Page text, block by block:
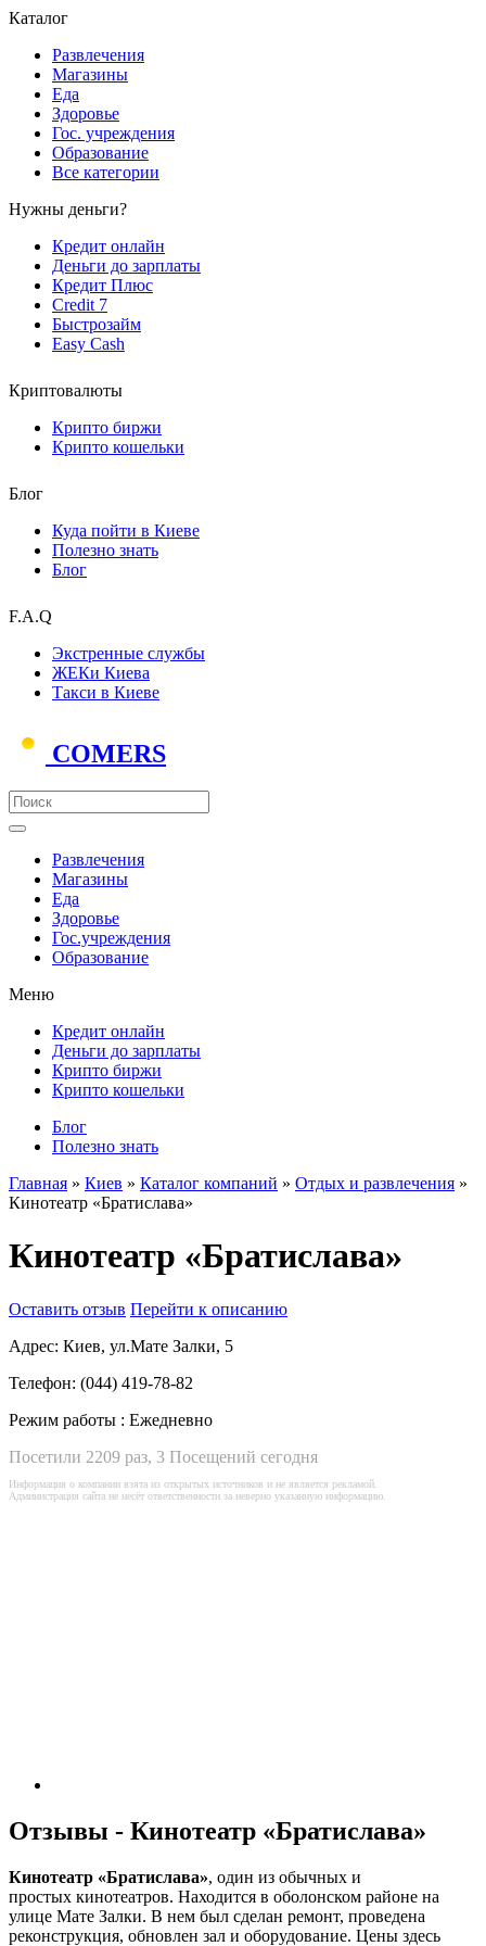
Каталог
Развлечения
Магазины
Еда
Здоровье
Гос. учреждения
Образование
Все категории
Нужны деньги?
Кредит онлайн
Деньги до зарплаты
Кредит Плюс
Credit 7
Быстрозайм
Easy Cash
Криптовалюты
Крипто биржи
Крипто кошельки
Блог
Куда пойти в Киеве
Полезно знать
Блог
F.A.Q
Экстренные службы
ЖЕКи Киева
Такси в Киеве
COMERS
Развлечения
Магазины
Еда
Здоровье
Гос.учреждения
Образование
Меню
Кредит онлайн
Деньги до зарплаты
Крипто биржи
Крипто кошельки
Блог
Полезно знать
Главная » Киев » Каталог компаний » Отдых и развлечения »
Кинотеатр «Братислава»
Кинотеатр «Братислава»
Оставить отзыв Перейти к описанию
Адрес: Киев, ул.Мате Залки, 5
Телефон: (044) 419-78-82
Режим работы : Ежедневно
Посетили 2209 раз, 3 Посещений сегодня
Информация о компании взята из открытых источников и не является рекламой.
Администрация сайта не несёт ответственности за неверно указанную информацию.
Отзывы - Кинотеатр «Братислава»
Кинотеатр «Братислава», один из обычных и
простых кинотеатров. Находится в оболонском районе на
улице Мате Залки. В нем был сделан ремонт, проведена
реконструкция, обновлен зал и оборудование. Цены здесь